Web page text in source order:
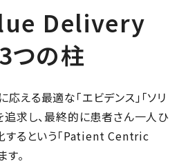
Delivery
3つの柱
える最適な「エビデンス」「ソリ
追求し、最終的に患者さん一人ひ
るという「Patient Centric
す。